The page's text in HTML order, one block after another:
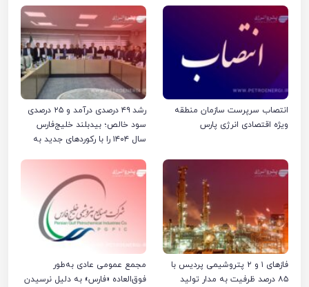
انتصاب سرپرست سازمان منطقه
ویژه اقتصادی انرژی پارس
رشد ۴۹ درصدی درآمد و ۲۵ درصدی
سود خالص؛ بیدبلند خلیج‌فارس
سال ۱۴۰۴ را با رکوردهای جدید به
فازهای ۱ و ۲ پتروشیمی پردیس با
۸۵ درصد ظرفیت به مدار تولید
مجمع عمومی عادی به‌طور
فوق‌العاده «فارس» به دلیل نرسیدن